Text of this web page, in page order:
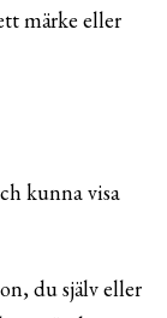
märke eller
kunna visa
du själv eller